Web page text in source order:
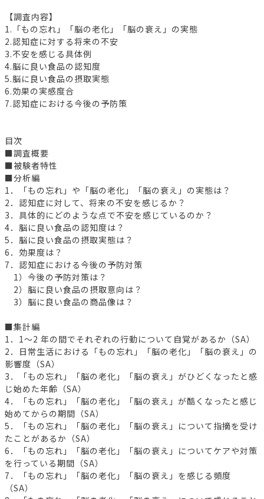
【調査内容】
1.「もの忘れ」「脳の老化」「脳の衰え」の実態
2.認知症に対する将来の不安
3.不安を感じる具体例
4.脳に良い食品の認知度
5.脳に良い食品の摂取実態
6.効果の実感度合
7.認知症における今後の予防策
目次
■調査概要
■被験者特性
■分析編
1．「もの忘れ」や「脳の老化」「脳の衰え」の実態は？
2．認知症に対して、将来の不安を感じるか？
3．具体的にどのような点で不安を感じているのか？
4．脳に良い食品の認知度は？
5．脳に良い食品の摂取実態は？
6．効果度は？
7．認知症における今後の予防対策
1）今後の予防対策は？
2）脳に良い食品の摂取意向は？
3）脳に良い食品の商品像は？
■集計編
1．1～2 年の間でそれぞれの行動について自覚があるか（SA）
2．日常生活における「もの忘れ」「脳の老化」「脳の衰え」の
影響度（SA）
3．「もの忘れ」「脳の老化」「脳の衰え」がひどくなったと感
じ始めた年齢（SA）
4．「もの忘れ」「脳の老化」「脳の衰え」が酷くなったと感じ
始めてからの期間（SA）
5．「もの忘れ」「脳の老化」「脳の衰え」について指摘を受け
たことがあるか（SA）
6．「もの忘れ」「脳の老化」「脳の衰え」についてケアや対策
を行っている期間（SA）
7．「もの忘れ」「脳の老化」「脳の衰え」を感じる頻度
（SA）